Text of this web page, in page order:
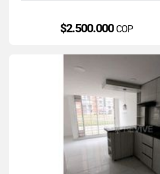
$2.500.000 COP